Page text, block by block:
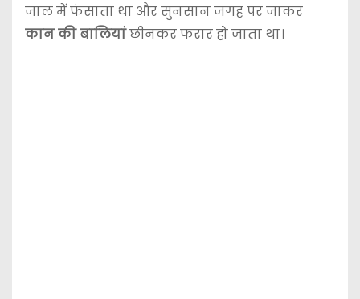
जाल में फंसाता था और सुनसान जगह पर जाकर
कान की बालियांछीनकर फरार हो जाता था।